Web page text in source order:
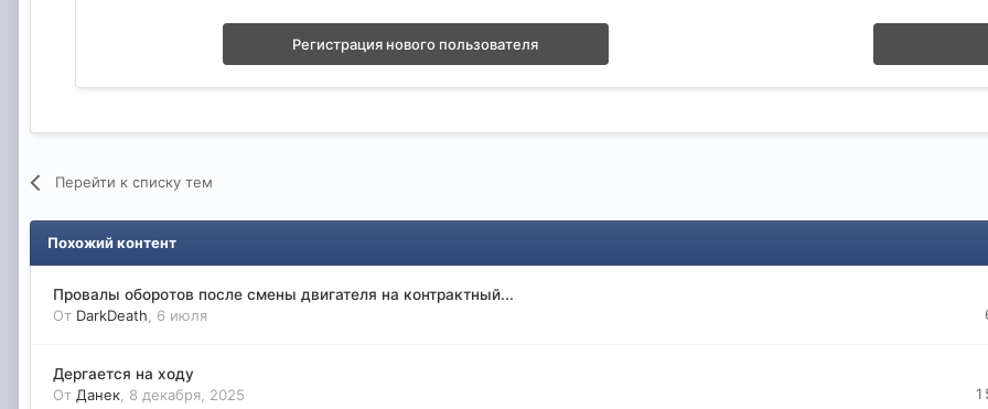
Регистрация нового пользователя
Перейти к списку тем
Похожий контент
Провалы оборотов после смены двигателя на контрактный...
От DarkDeath 6 июля
Дергается на ходу
От Данек 8 декабря, 2025
1